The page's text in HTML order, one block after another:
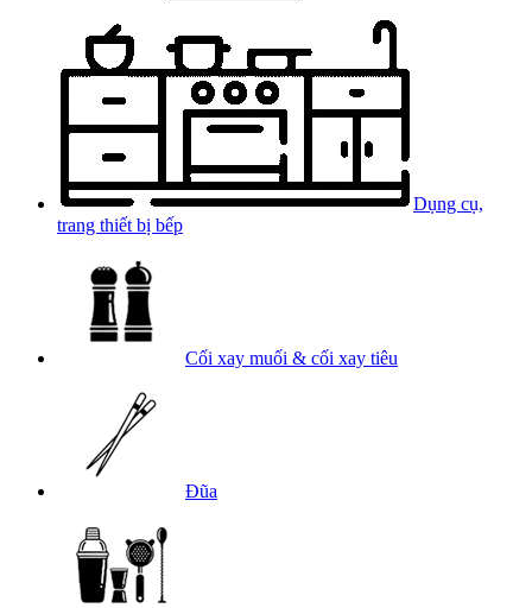
Dụng cụ,
trang thiết bị bếp
Cối xay muối & cối xay tiêu
Đũa